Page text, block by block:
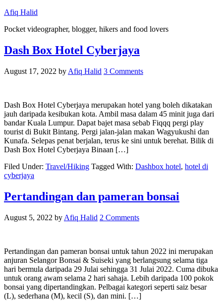
Afiq Halid
Pocket videographer, blogger, hikers and food lovers
Dash Box Hotel Cyberjaya
August 17, 2022 by Afiq Halid 3 Comments
Dash Box Hotel Cyberjaya merupakan hotel yang boleh dikatakan
jauh daripada kesibukan kota. Ambil masa dalam 45 minit juga dari
bandar Kuala Lumpur. Dapat bajet masa sebab Fiqqq pergi play
tourist di Bukit Bintang. Pergi jalan-jalan makan Wagyukushi dan
Kunafa. Selepas penat berjalan, terus ke sini untuk berehat. Bilik di
Dash Box Hotel Cyberjaya Binaan […]
Filed Under: Travel/Hiking Tagged With: Dashbox hotel, hotel di
cyberjaya
Pertandingan dan pameran bonsai
August 5, 2022 by Afiq Halid 2 Comments
Pertandingan dan pameran bonsai untuk tahun 2022 ini merupakan
anjuran Selangor Bonsai & Suiseki yang berlangsung selama tiga
hari bermula daripada 29 Julai sehingga 31 Julai 2022. Cuma dibuka
untuk orang awam selama 2 hari sahaja. Lebih daripada 100 pokok
bonsai yang dipertandingkan. Pelbagai kategori seperti saiz besar
(L), sederhana (M), kecil (S), dan mini. […]